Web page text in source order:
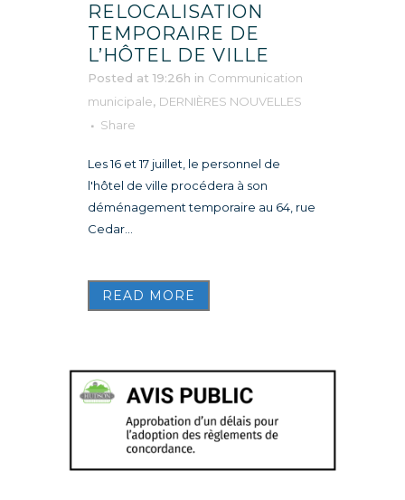
RELOCALISATION
TEMPORAIRE DE
L’HÔTEL DE VILLE
Posted at 19:26h in Communication
municipale, DERNIÈRES NOUVELLES
Share
Les 16 et 17 juillet, le personnel de
l'hôtel de ville procédera à son
déménagement temporaire au 64, rue
Cedar...
READ MORE